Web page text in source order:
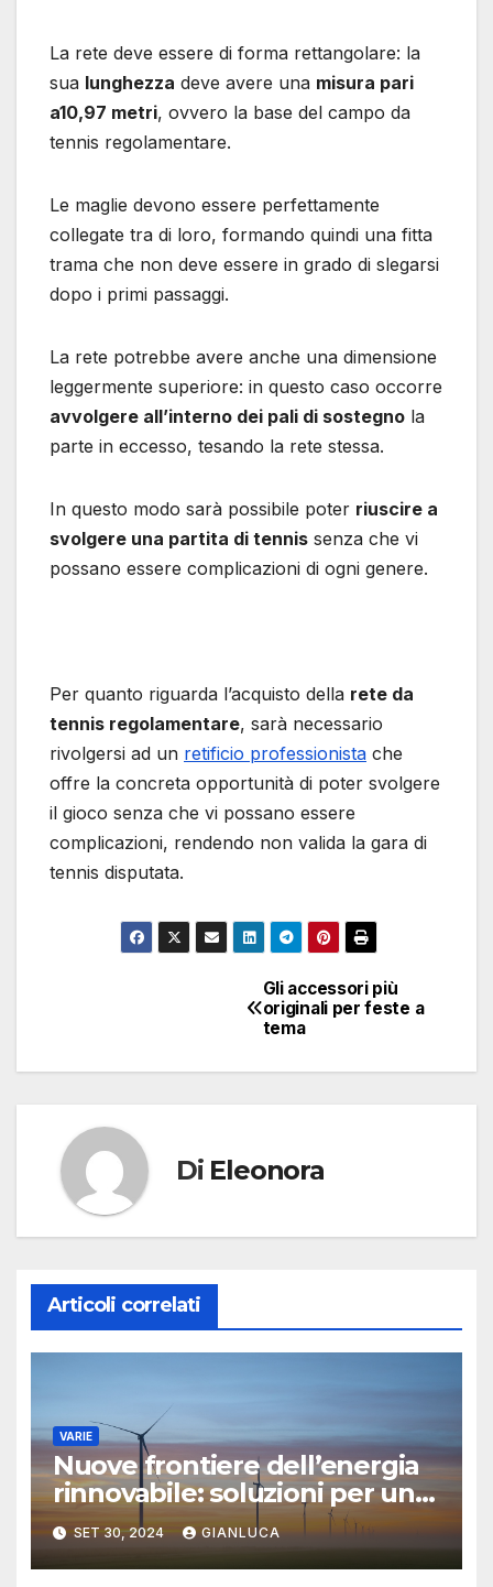
La rete deve essere di forma rettangolare: la
sua lunghezza deve avere una misura pari
a10,97 metri, ovvero la base del campo da
tennis regolamentare.
Le maglie devono essere perfettamente
collegate tra di loro, formando quindi una fitta
trama che non deve essere in grado di slegarsi
dopo i primi passaggi.
La rete potrebbe avere anche una dimensione
leggermente superiore: in questo caso occorre
avvolgere all’interno dei pali di sostegno la
parte in eccesso, tesando la rete stessa.
In questo modo sarà possibile poter riuscire a
svolgere una partita di tennis senza che vi
possano essere complicazioni di ogni genere.
Per quanto riguarda l’acquisto della rete da
tennis regolamentare, sarà necessario
rivolgersi ad un retificio professionista che
offre la concreta opportunità di poter svolgere
il gioco senza che vi possano essere
complicazioni, rendendo non valida la gara di
tennis disputata.
Navigazione Gli accessori più
originali per feste a
tema
Di Eleonora
Articoli correlati
VARIE
Nuove frontiere dell’energia
rinnovabile: soluzioni per un
mondo più verde
SET 30, 2024 GIANLUCA